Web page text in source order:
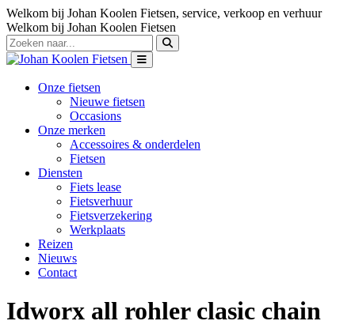
Welkom bij Johan Koolen Fietsen, service, verkoop en verhuur
Welkom bij Johan Koolen Fietsen
Onze fietsen
Nieuwe fietsen
Occasions
Onze merken
Accessoires & onderdelen
Fietsen
Diensten
Fiets lease
Fietsverhuur
Fietsverzekering
Werkplaats
Reizen
Nieuws
Contact
Idworx all rohler clasic chain